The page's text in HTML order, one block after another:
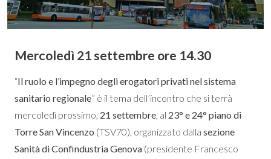
Mercoledì 21 settembre ore 14.30
“Il ruolo e l’impegno degli erogatori privati nel sistema
sanitario regionale” è il tema dell’incontro che si terrà
mercoledì prossimo, 21 settembre, al 23° e 24° piano di
Torre San Vincenzo (TSV70), organizzato dalla sezione
Sanità di Confindustria Genova (presidente Francesco